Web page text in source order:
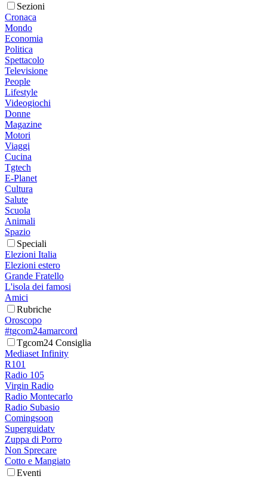
Sezioni
Cronaca
Mondo
Economia
Politica
Spettacolo
Televisione
People
Lifestyle
Videogiochi
Donne
Magazine
Motori
Viaggi
Cucina
Tgtech
E-Planet
Cultura
Salute
Scuola
Animali
Spazio
Speciali
Elezioni Italia
Elezioni estero
Grande Fratello
L'isola dei famosi
Amici
Rubriche
Oroscopo
#tgcom24amarcord
Tgcom24 Consiglia
Mediaset Infinity
R101
Radio 105
Virgin Radio
Radio Montecarlo
Radio Subasio
Comingsoon
Superguidatv
Zuppa di Porro
Non Sprecare
Cotto e Mangiato
Eventi